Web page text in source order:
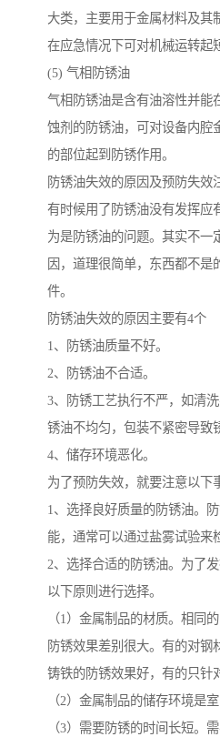
大类，主要用于金属材料及其
在应急情况下可对机械运转起
(5) 气相防锈油
气相防锈油是含有油溶性并能
蚀剂的防锈油，可对设备内腔
的部位起到防锈作用。
防锈油失效的原因及预防失效
有时候用了防锈油没有发挥应
为是防锈油的问题。其实不一
因，道理很简单，东西都不是
件。
防锈油失效的原因主要有4个
1、防锈油质量不好。
2、防锈油不合适。
3、防锈工艺执行不严，如清
锈油不均匀，包装不紧密导致
4、储存环境恶化。
为了预防失效，就要注意以下
1、选择良好质量的防锈油。
能，通常可以通过盐雾试验来
2、选择合适的防锈油。为了
以下原则进行选择。
（1）金属制品的材质。相同
防锈效果差别很大。有的对钢
铸铁的防锈效果好，有的只针
（2）金属制品的储存环境是
（3）需要防锈的时间长短。